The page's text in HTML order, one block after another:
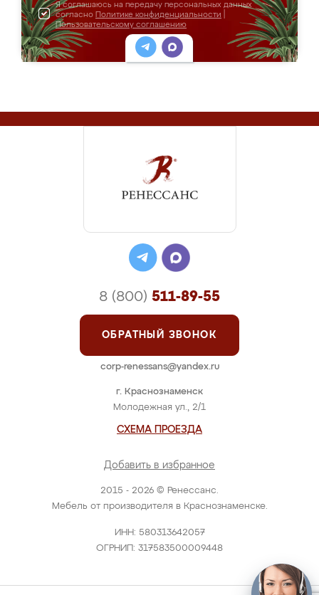
Я соглашаюсь на передачу персональных данных
согласно Политике конфиденциальности
Пользовательскому соглашению
2015 - 2026 © Ренессанс.
Мебель от производителя в Краснознаменске.
ИНН: 580313642057
ОГРНИП: 317583500009448
г. Краснознаменск
Молодежная ул., 2/1
СХЕМА ПРОЕЗДА
Добавить в избранное
8 (800) 511-89-55
ОБРАТНЫЙ ЗВОНОК
corp-renessans@yandex.ru